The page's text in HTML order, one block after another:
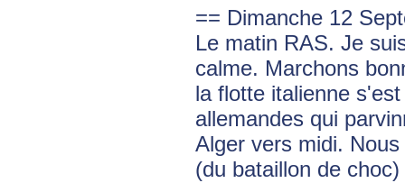
== Dimanche 12
Le matin RAS. Je
calme. Marchons
la flotte italienne
allemandes qui
Alger vers midi.
(du bataillon de